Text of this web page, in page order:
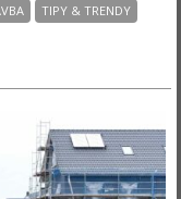
TIPY & TRENDY